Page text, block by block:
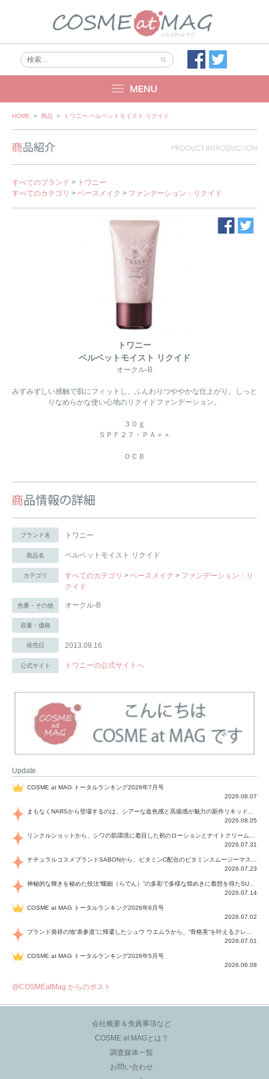
Skip
HOME > 商品 > トワニー ベルベットモイスト リクイド
すべてのブランド > トワニー
すべてのカテゴリ > ベースメイク > ファンデーション：リクイド
トワニー
ベルベットモイスト リクイド
オークル-B
みずみずしい感触で肌にフィットし、ふんわりつややかな仕上がり。しっと
りなめらかな使い心地のリクイドファンデーション。
３０ｇ
ＳＰＦ２７・ＰＡ＋＋
ＯＣＢ
ブランド名 トワニー
商品名 ベルベットモイスト リクイド
カテゴリ すべてのカテゴリ > ベースメイク > ファンデーション：リ
クイド
色番・その他 オークル-B
容量・価格
発売日 2013.09.16
公式サイト トワニーの公式サイトへ
Update
COSME at MAG トータルランキング2026年7月号
2026.08.07
2026.08.05
2026.07.31
2026.07.23
2026.07.14
COSME at MAG トータルランキング2026年6月号
2026.07.02
2026.07.01
COSME at MAG トータルランキング2026年5月号
2026.06.08
@COSMEatMag からのポスト
会社概要＆免責事項など
COSME at MAGとは？
調査媒体一覧
お問い合わせ